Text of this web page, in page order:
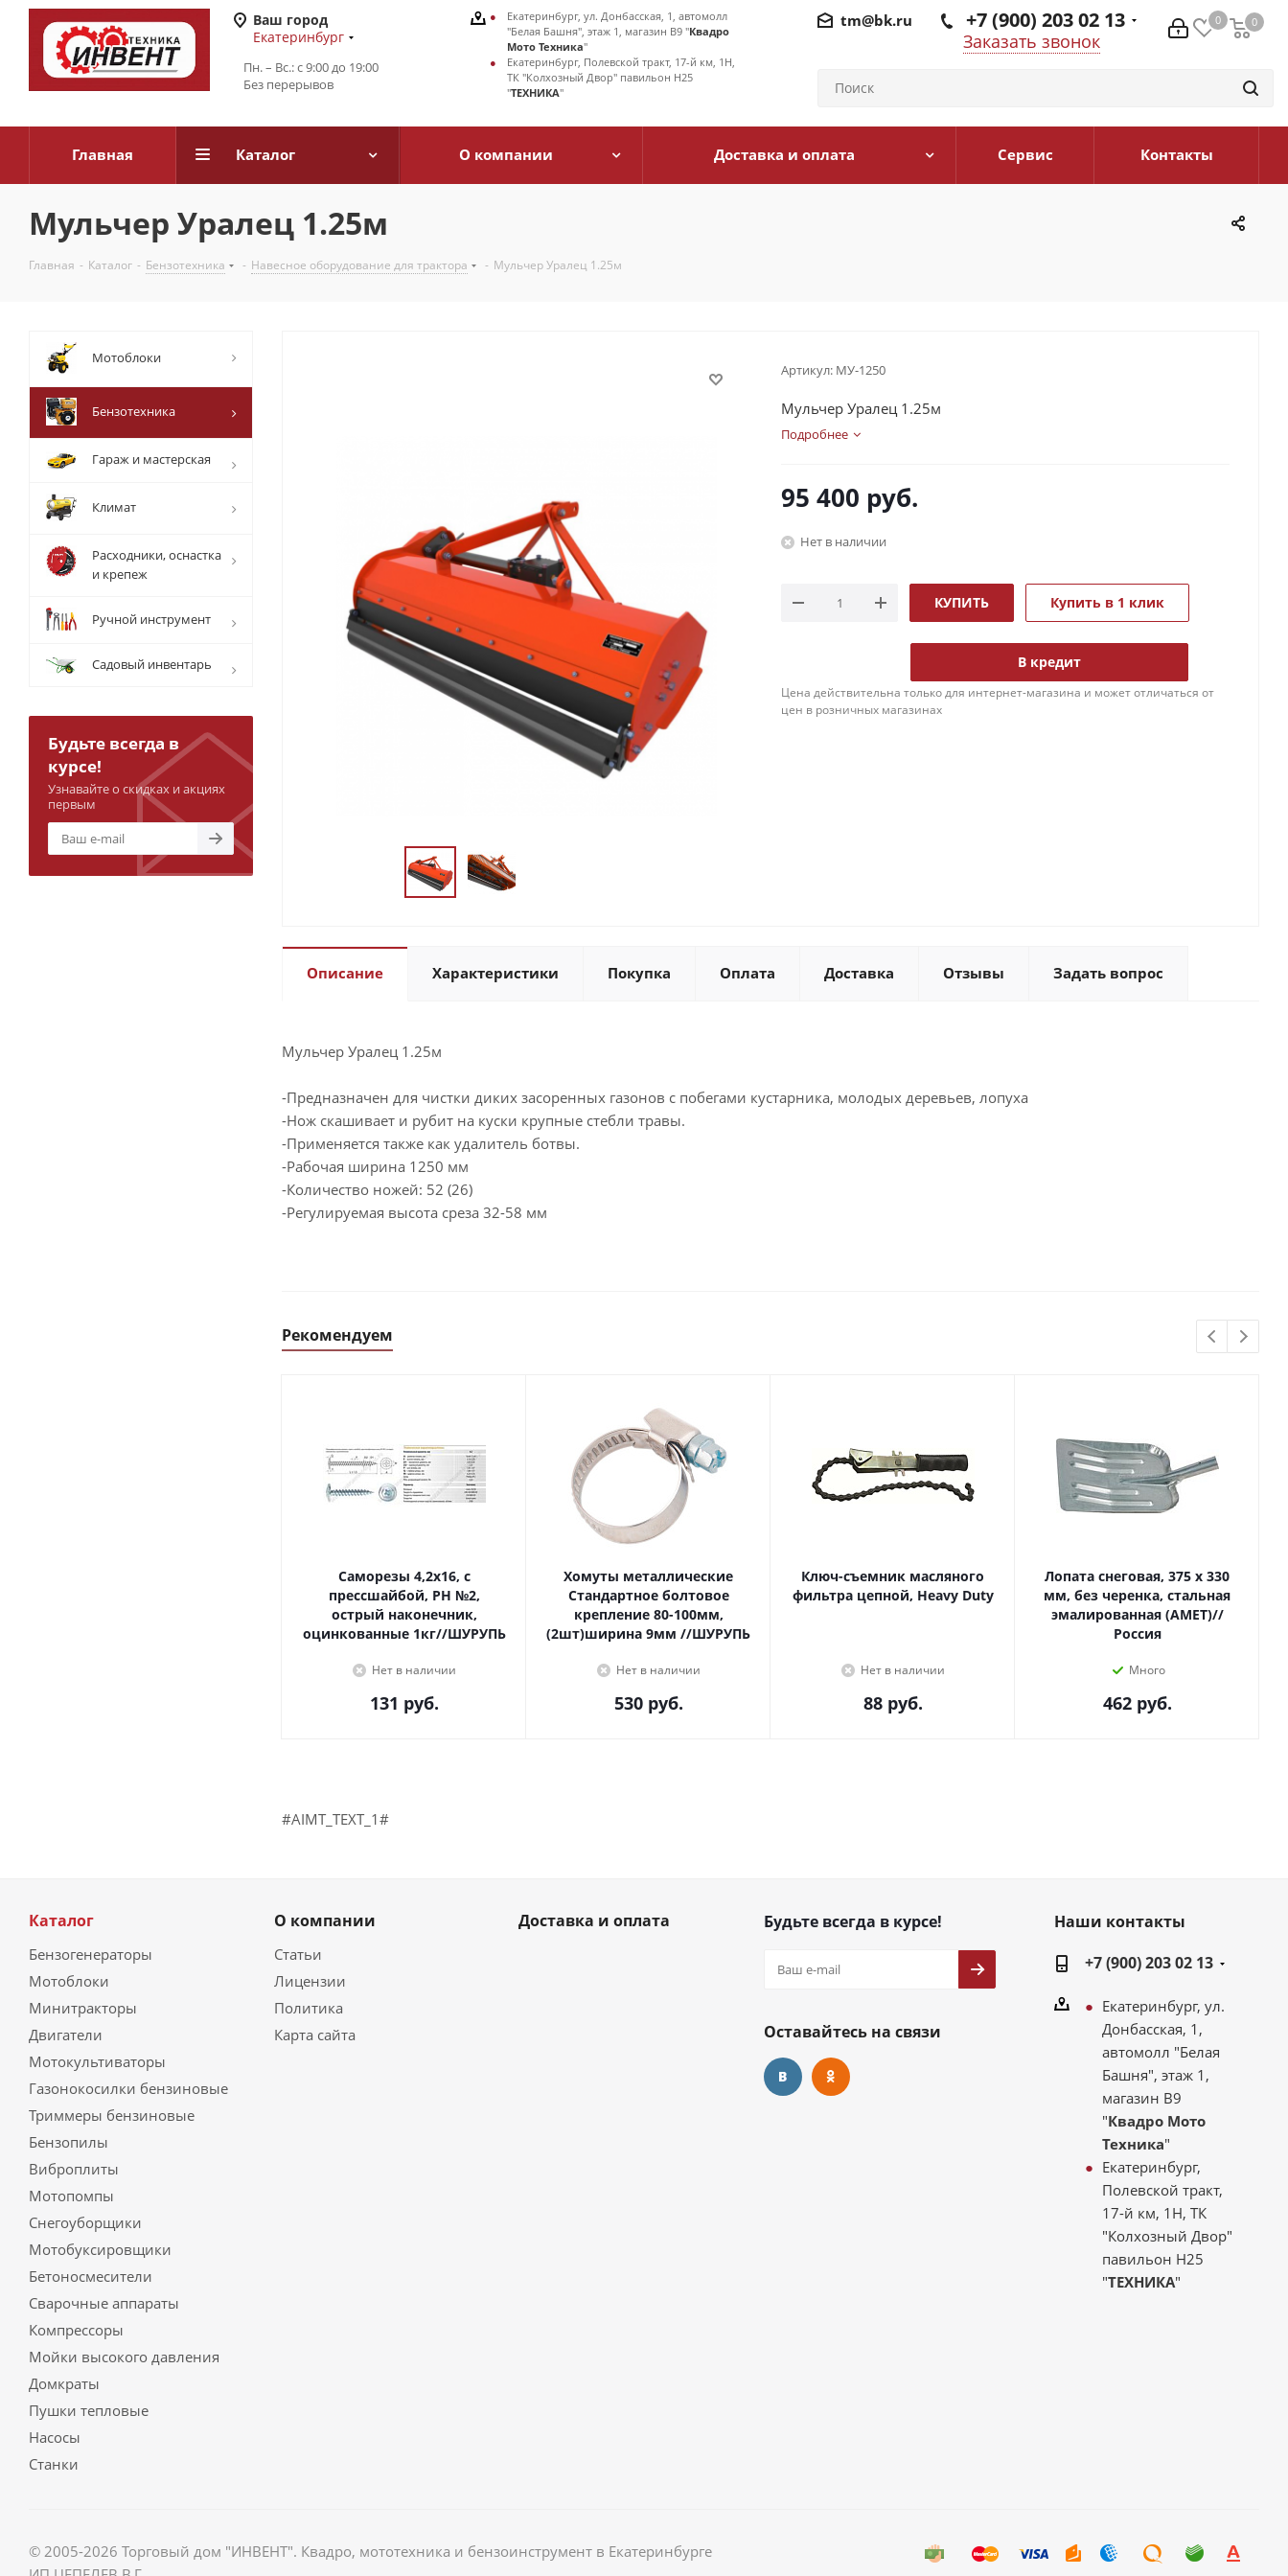
Ваш город
Екатеринбург
Пн. – Вс.: с 9:00 до 19:00
Без перерывов
0 0
0
+7 (900) 203 02 13
Заказать звонок
tm@bk.ru
Екатеринбург, ул. Донбасская, 1, автомолл
"Белая Башня", этаж 1, магазин В9 "Квадро
Мото Техника"
Екатеринбург, Полевской тракт, 17-й км, 1Н,
ТК "Колхозный Двор" павильон Н25
"ТЕХНИКА"
Главная Каталог О компании Доставка и оплата Сервис Контакты
Мульчер Уралец 1.25м
Главная - Каталог - Бензотехника - Навесное оборудование для трактора - Мульчер Уралец 1.25м
Артикул: МУ-1250
Мульчер Уралец 1.25м
Подробнее
95 400 руб.
Нет в наличии
КУПИТЬ Купить в 1 клик
В кредит
Цена действительна только для интернет-магазина и может отличаться от
цен в розничных магазинах
Описание Характеристики Покупка Оплата Доставка Отзывы Задать вопрос
Мульчер Уралец 1.25м
-Предназначен для чистки диких засоренных газонов с побегами кустарника, молодых деревьев, лопуха
-Нож скашивает и рубит на куски крупные стебли травы.
-Применяется также как удалитель ботвы.
-Рабочая ширина 1250 мм
-Количество ножей: 52 (26)
-Регулируемая высота среза 32-58 мм
Рекомендуем
Саморезы 4,2х16, с
прессшайбой, PH №2,
острый наконечник,
оцинкованные 1кг//ШУРУПЬ
Нет в наличии
131 руб.
Хомуты металлические
Стандартное болтовое
крепление 80-100мм,
(2шт)ширина 9мм //ШУРУПЬ
Нет в наличии
530руб.
Ключ-съемник масляного
фильтра цепной, Heavy Duty
Нет в наличии
88руб.
Лопата снеговая, 375 х 330
мм, без черенка, стальная
эмалированная (АМЕТ)//
Россия
Много
462руб.
#AIMT_TEXT_1#
Мотоблоки
Бензотехника
Гараж и мастерская
Климат
Расходники, оснастка
и крепеж
Ручной инструмент
Садовый инвентарь
Будьте всегда в
курсе!
Узнавайте о скидках и акциях
первым
Каталог
Бензогенераторы
Мотоблоки
Минитракторы
Двигатели
Мотокультиваторы
Газонокосилки бензиновые
Триммеры бензиновые
Бензопилы
Виброплиты
Мотопомпы
Снегоуборщики
Мотобуксировщики
Бетоносмесители
Сварочные аппараты
Компрессоры
Мойки высокого давления
Домкраты
Пушки тепловые
Насосы
Станки
О компании
Статьи
Лицензии
Политика
Карта сайта
Доставка и оплата Будьте всегда в курсе!
Оставайтесь на связи
Наши контакты
+7 (900) 203 02 13
Екатеринбург, ул.
Донбасская, 1,
автомолл "Белая
Башня", этаж 1,
магазин В9
"Квадро Мото
Техника"
Екатеринбург,
Полевской тракт,
17-й км, 1Н, ТК
"Колхозный Двор"
павильон Н25
"ТЕХНИКА"
© 2005-2026 Торговый дом "ИНВЕНТ". Квадро, мототехника и бензоинструмент в Екатеринбурге